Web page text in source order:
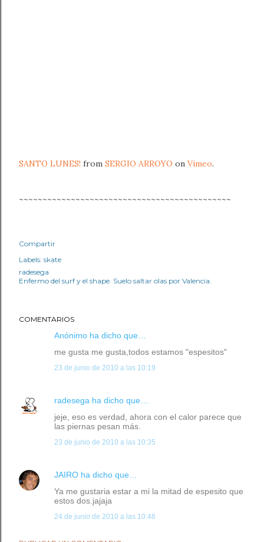
SANTO LUNES! from SERGIO ARROYO on Vimeo.
~~~~~~~~~~~~~~~~~~~~~~~~~~~~~~~~~~~~~~~~~~~~~
Compartir
Labels: skate
radesega
Enfermo del surf y el shape. Suelo saltar olas por Valencia.
COMENTARIOS
Anónimo ha dicho que…
me gusta me gusta,todos estamos "espesitos"
23 de junio de 2010 a las 10:19
radesega ha dicho que…
jeje, eso es verdad, ahora con el calor parece que
las piernas pesan más.
23 de junio de 2010 a las 10:35
JAIRO ha dicho que…
Ya me gustaria estar a mi la mitad de espesito que
estos dos.jajaja
24 de junio de 2010 a las 10:46